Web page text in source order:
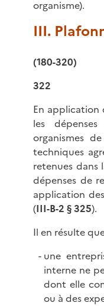
organisme).
III.
(180-320)
322
En application
les
organismes
techniques
retenues
dépenses de
application
(III-B-2 § 325).
Il en résulte
une
interne ne
dont elle
ou à des